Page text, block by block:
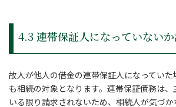
4.3 連帯保証人になっていない
故人が他人の借金の連帯保証人になってい
も相続の対象となります。連帯保証債務は
いる限り請求されないため、相続人が気づ